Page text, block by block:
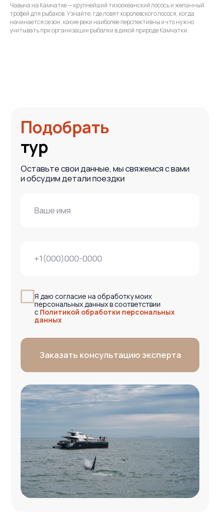
Чавыча на Камчатке — крупнейший тихоокеанский лосось и желанный
трофей для рыбаков. Узнайте, где ловят королевского лосося, когда
начинается сезон, какие реки наиболее перспективны и что нужно
учитывать при организации рыбалки в дикой природе Камчатки.